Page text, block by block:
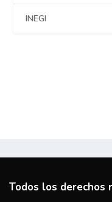
INEGI
Todos los derechos